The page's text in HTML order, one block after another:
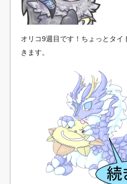
オリコ9週目です！ちょっとタイ
きます。